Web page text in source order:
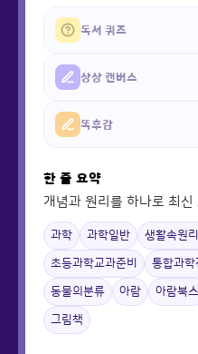
독서 퀴즈
상상 캔버스
똑후감
한 줄 요약
개념과 원리를 하나로 최
과학 과학일반 생활속원
초등과학교과준비 통합과학
동물의분류 아람 아람북스
그림책